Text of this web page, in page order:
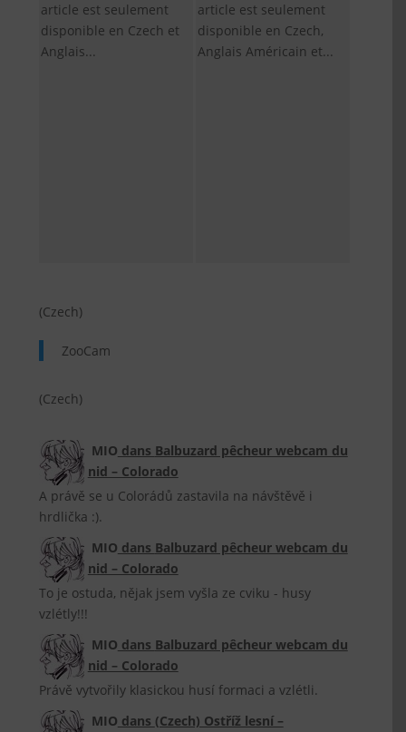
article est seulement
disponible en Czech et
Anglais...
article est seulement
disponible en Czech,
Anglais Américain et...
(Czech)
ZooCam
(Czech)
MIO dans Balbuzard pêcheur webcam du
nid – Colorado
A právě se u Colorádů zastavila na návštěvě i
hrdlička :).
MIO dans Balbuzard pêcheur webcam du
nid – Colorado
To je ostuda, nějak jsem vyšla ze cviku - husy
vzlétly!!!
MIO dans Balbuzard pêcheur webcam du
nid – Colorado
Právě vytvořily klasickou husí formaci a vzlétli.
MIO dans (Czech) Ostříž lesní –